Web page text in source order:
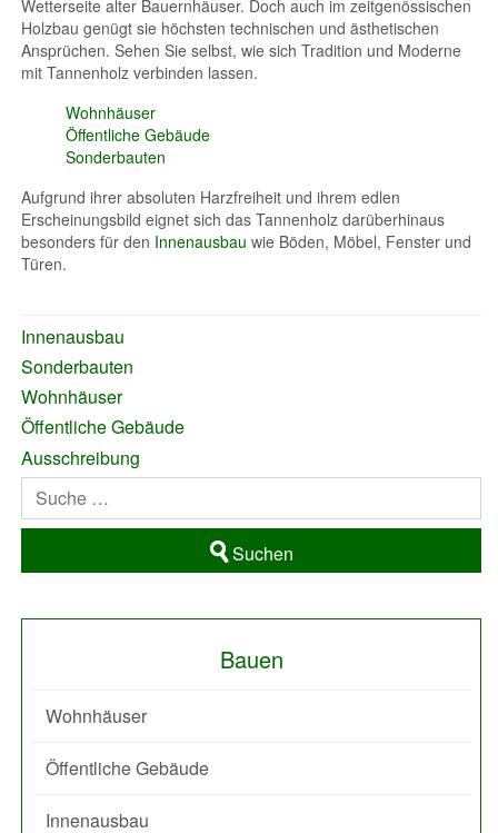
Wetterseite alter Bauernhäuser. Doch auch im zeitgenössischen
Holzbau genügt sie höchsten technischen und ästhetischen
Ansprüchen. Sehen Sie selbst, wie sich Tradition und Moderne
mit Tannenholz verbinden lassen.
Wohnhäuser
Öffentliche Gebäude
Sonderbauten
Aufgrund ihrer absoluten Harzfreiheit und ihrem edlen
Erscheinungsbild eignet sich das Tannenholz darüberhinaus
besonders für den Innenausbau wie Böden, Möbel, Fenster und
Türen.
Innenausbau
Sonderbauten
Wohnhäuser
Öffentliche Gebäude
Ausschreibung
Suchen
Bauen
Wohnhäuser
Öffentliche Gebäude
Innenausbau